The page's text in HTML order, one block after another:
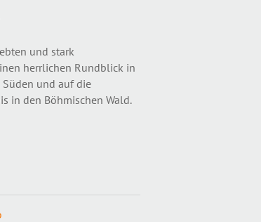
und stark
herrlichen Rundblick in
und auf die
in den Böhmischen Wald.